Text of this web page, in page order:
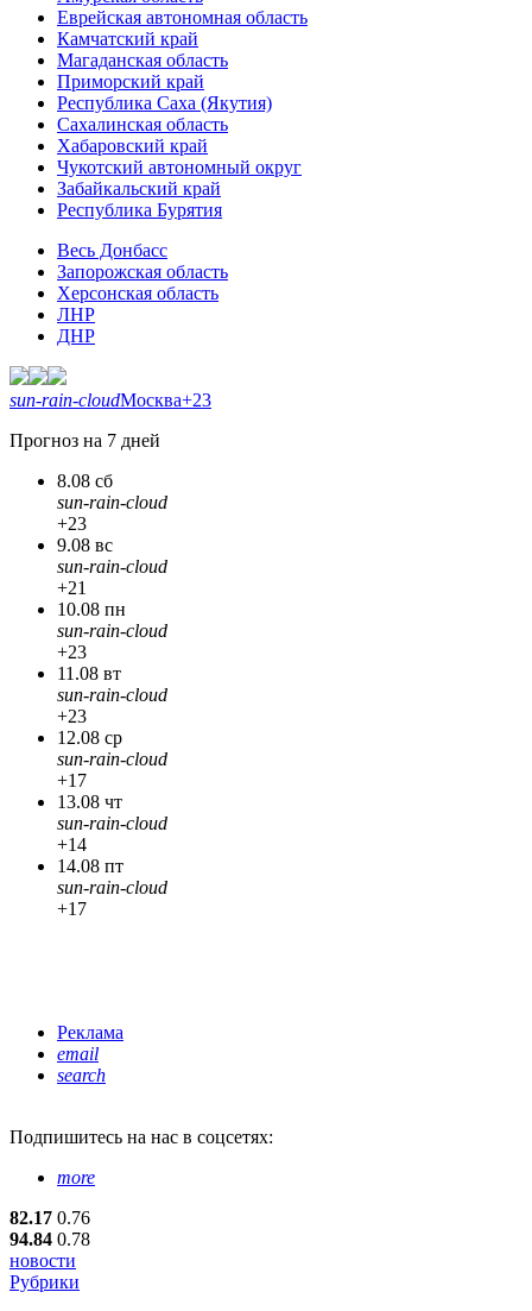
Еврейская автономная область
Камчатский край
Магаданская область
Приморский край
Республика Саха (Якутия)
Сахалинская область
Хабаровский край
Чукотский автономный округ
Забайкальский край
Республика Бурятия
Весь Донбасс
Запорожская область
Херсонская область
ЛНР
ДНР
sun-rain-cloudМосква+23
Прогноз на 7 дней
8.08 сб
sun-rain-cloud
+23
9.08 вс
sun-rain-cloud
+21
10.08 пн
sun-rain-cloud
+23
11.08 вт
sun-rain-cloud
+23
12.08 ср
sun-rain-cloud
+17
13.08 чт
sun-rain-cloud
+14
14.08 пт
sun-rain-cloud
+17
Реклама
email
search
Подпишитесь на нас в соцсетях:
more
82.17 0.76
94.84 0.78
новости
Рубрики